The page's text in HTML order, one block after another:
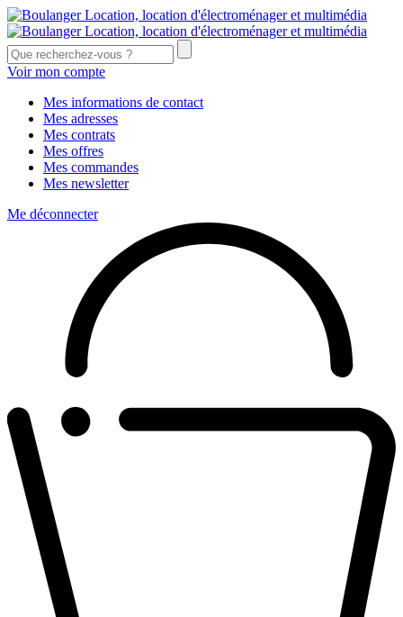
Voir mon compte
Mes informations de contact
Mes adresses
Mes contrats
Mes offres
Mes commandes
Mes newsletter
Me déconnecter